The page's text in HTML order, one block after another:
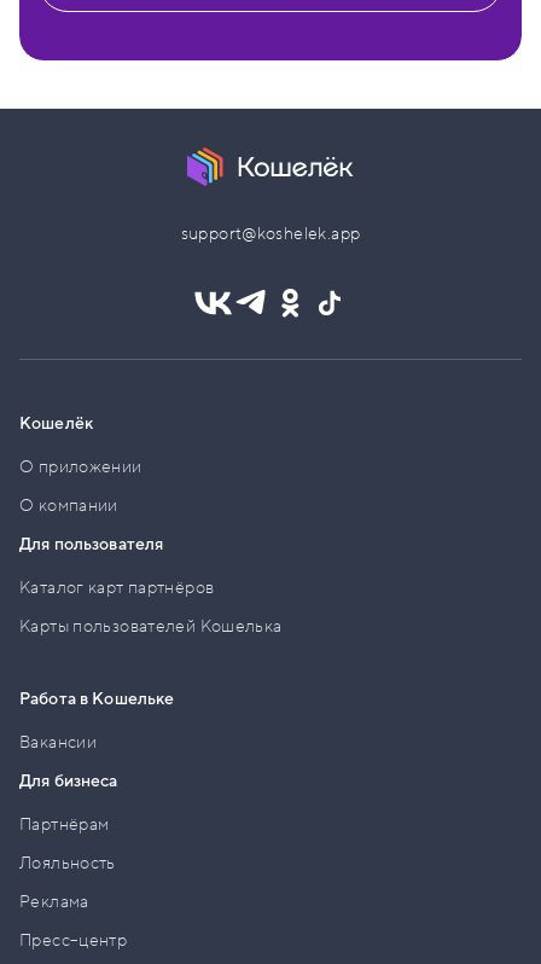
support@koshelek.app
Кошелёк
О приложении
О компании
Для пользователя
Каталог карт партнёров
Карты пользователей Кошелька
Работа в Кошельке
Вакансии
Для бизнеса
Партнёрам
Лояльность
Реклама
Пресс–центр